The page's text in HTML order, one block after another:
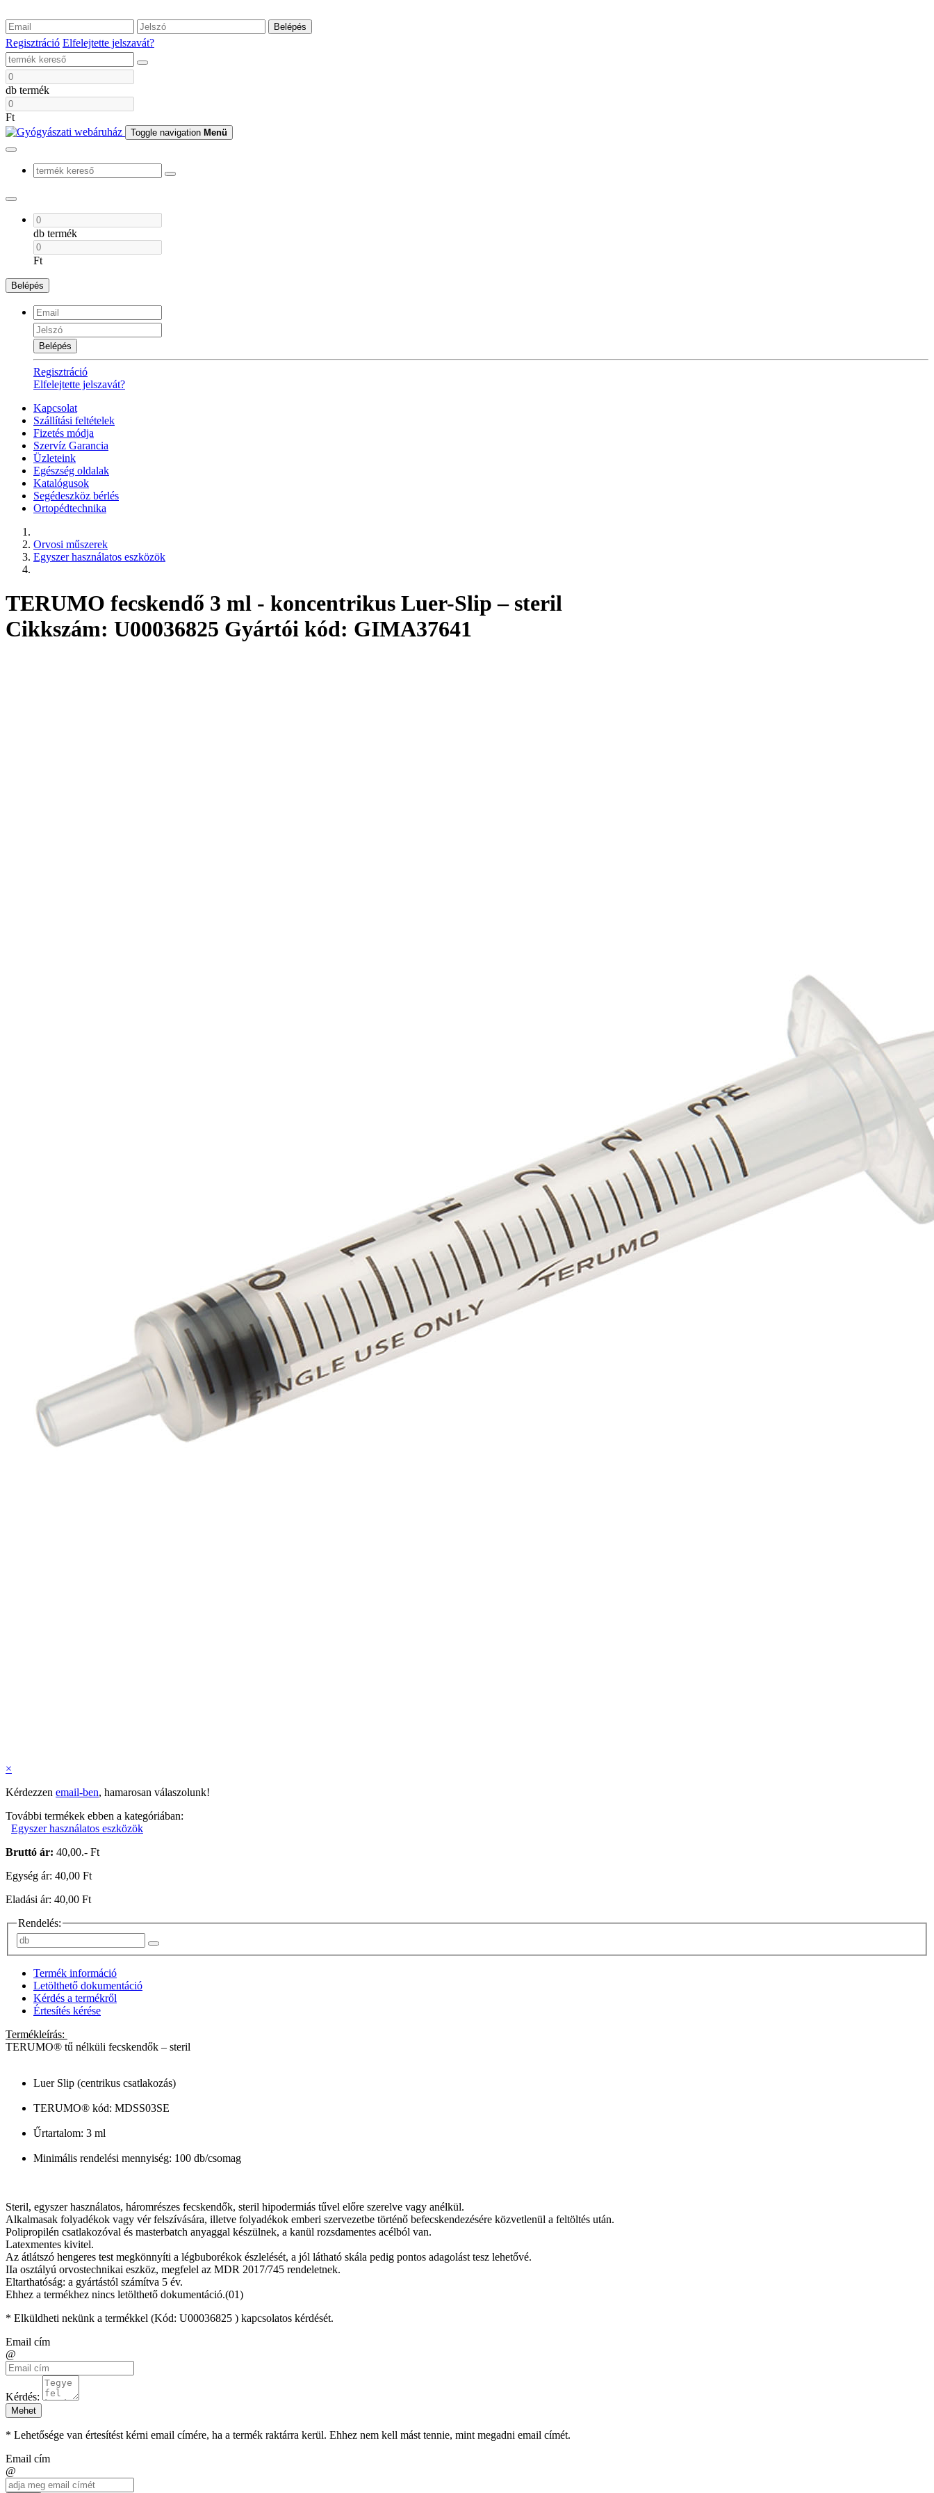
Belépés
Regisztráció Elfelejtette jelszavát?
db termék
Ft
Toggle navigation Menü
db termék
Ft
Belépés
Belépés
Regisztráció
Elfelejtette jelszavát?
Kapcsolat
Szállítási feltételek
Fizetés módja
Szervíz Garancia
Üzleteink
Egészség oldalak
Katalógusok
Segédeszköz bérlés
Ortopédtechnika
Orvosi műszerek
Egyszer használatos eszközök
TERUMO fecskendő 3 ml - koncentrikus Luer-Slip – steril
Cikkszám: U00036825 Gyártói kód: GIMA37641
×
Kérdezzen email-ben, hamarosan válaszolunk!
További termékek ebben a kategóriában:
Egyszer használatos eszközök
Bruttó ár: 40,00.- Ft
Egység ár: 40,00 Ft
Eladási ár: 40,00 Ft
Rendelés:
Termék információ
Letölthető dokumentáció
Kérdés a termékről
Értesítés kérése
Termékleírás:
TERUMO® tű nélküli fecskendők – steril
Luer Slip (centrikus csatlakozás)
TERUMO® kód: MDSS03SE
Űrtartalom: 3 ml
Minimális rendelési mennyiség: 100 db/csomag
Steril, egyszer használatos, háromrészes fecskendők, steril hipodermiás tűvel előre szerelve vagy anélkül.
Alkalmasak folyadékok vagy vér felszívására, illetve folyadékok emberi szervezetbe történő befecskendezésére közvetlenül a feltöltés után.
Polipropilén csatlakozóval és masterbatch anyaggal készülnek, a kanül rozsdamentes acélból van.
Latexmentes kivitel.
Az átlátszó hengeres test megkönnyíti a légbuborékok észlelését, a jól látható skála pedig pontos adagolást tesz lehetővé.
IIa osztályú orvostechnikai eszköz, megfelel az MDR 2017/745 rendeletnek.
Eltarthatóság: a gyártástól számítva 5 év.
Ehhez a termékhez nincs letölthető dokumentáció.(01)
* Elküldheti nekünk a termékkel (Kód: U00036825 ) kapcsolatos kérdését.
Email cím
@
Kérdés:
Mehet
* Lehetősége van értesítést kérni email címére, ha a termék raktárra kerül. Ehhez nem kell mást tennie, mint megadni email címét.
Email cím
@